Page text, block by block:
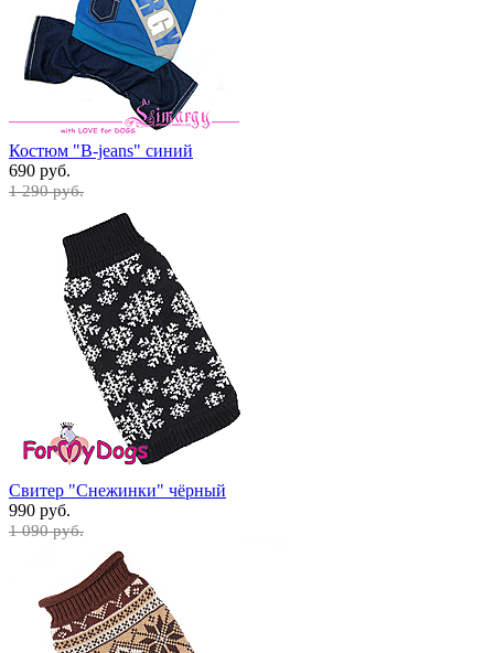
Костюм "B-jeans" синий
690 руб.
1 290 руб.
Свитер "Снежинки" чёрный
990 руб.
1 090 руб.